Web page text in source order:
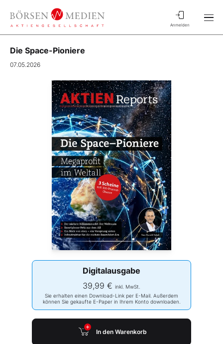
Anmelden
Die Space-Pioniere
07.05.2026
Digitalausgabe
39,99 € inkl. MwSt.
Sie erhalten einen Download-Link per E-Mail. Außerdem
können Sie gekaufte E-Paper in Ihrem Konto downloaden.
In den Warenkorb